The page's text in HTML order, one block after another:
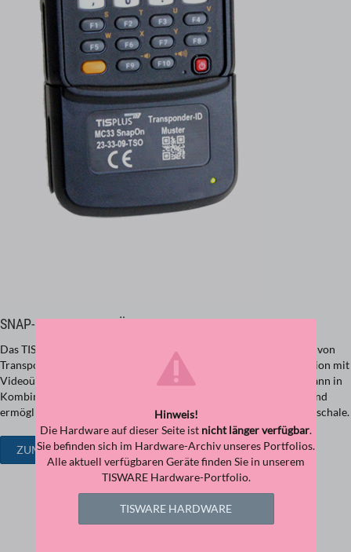
SNAP-ON ADAPTER FÜR ZEBRA MC33
Das TISPLUS Snap-on für Zebra MC33 ermöglicht die Integration von
Transpondern, die zur Lokalisierung in Innenräumen in Kombination mit
Videoüberwachungssystemen verwendet werden. Der Snap-on kann in
Kombination mit dem TISPLUS-Auslösegriff verwendet werden und
ermöglicht das Laden des MC33 in der Einzel- oder Mehrfachladeschale.
ZUM SNAP-ON ADAPTER
Hinweis!
Die Hardware auf dieser Seite ist nicht länger verfügbar.
Sie befinden sich im Hardware-Archiv unseres Portfolios.
Alle aktuell verfügbaren Geräte finden Sie in unserem
TISWARE Hardware-Portfolio.
TISWARE HARDWARE